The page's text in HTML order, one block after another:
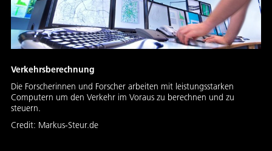
Verkehrsberechnung
Die Forscherinnen und Forscher arbeiten mit leistungsstarken
Computern um den Verkehr im Voraus zu berechnen und zu
steuern.
Credit: Markus-Steur.de